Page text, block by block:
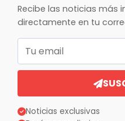
Recibe las noticias más
directamente en tu
Correo electrónico
Noticias exclusivas